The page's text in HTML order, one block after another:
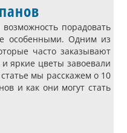
порадовать
особенными. Одним из
часто заказывают
яркие цветы завоевали
мы расскажем о 10
и как они могут стать